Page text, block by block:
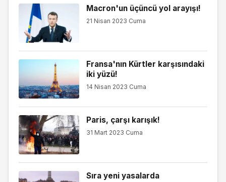
Macron'un üçüncü yol arayışı!
21 Nisan 2023 Cuma
Fransa'nın Kürtler karşısındaki
iki yüzü!
14 Nisan 2023 Cuma
Paris, çarşı karışık!
31 Mart 2023 Cuma
Sıra yeni yasalarda